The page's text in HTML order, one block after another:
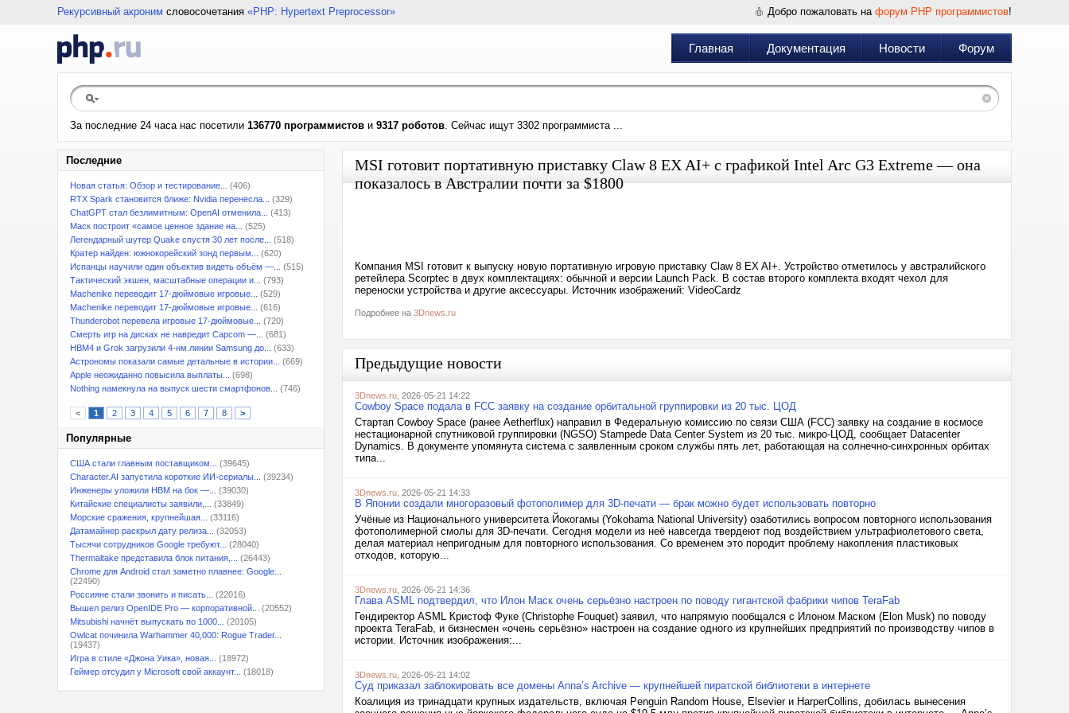
Рекурсивный акроним словосочетания «PHP: Hypertext Preprocessor» Добро пожаловать на форум PHP программистов!
Главная Документация Новости Форум
За последние 24 часа нас посетили 136770 программистов и 9317 роботов. Сейчас ищут 3302 программиста ...
Последние
Новая статья: Обзор и тестирование...
(406)
RTX Spark становится ближе: Nvidia перенесла...
(329)
ChatGPT стал безлимитным: OpenAI отменила...
(413)
Маск построит «самое ценное здание на...
(525)
Легендарный шутер Quake спустя 30 лет после...
(518)
Кратер найден: южнокорейский зонд первым...
(620)
Испанцы научили один объектив видеть объём —...
(515)
Тактический экшен, масштабные операции и...
(793)
Machenike переводит 17-дюймовые игровые...
(529)
Machenike переводит 17-дюймовые игровые...
(616)
Thunderobot перевела игровые 17-дюймовые...
(720)
Смерть игр на дисках не навредит Capcom —...
(681)
HBM4 и Grok загрузили 4-нм линии Samsung до...
(633)
Астрономы показали самые детальные в истории...
(669)
Apple неожиданно повысила выплаты...
(698)
Nothing намекнула на выпуск шести смартфонов...
(746)
< 1 2 3 4 5 6 7 8 >
Популярные
США стали главным поставщиком...
(39645)
Character.AI запустила короткие ИИ-сериалы...
(39234)
Инженеры уложили HBM на бок —...
(39030)
Китайские специалисты заявили,...
(33849)
Морские сражения, крупнейшая...
(33116)
Датамайнер раскрыл дату релиза...
(32053)
Тысячи сотрудников Google требуют...
(28040)
Thermaltake представила блок питания,...
(26443)
Chrome для Android стал заметно плавнее: Google...
(22490)
Россияне стали звонить и писать...
(22016)
Вышел релиз OpenIDE Pro — корпоративной...
(20552)
Mitsubishi начнёт выпускать по 1000...
(20105)
Owlcat починила Warhammer 40,000: Rogue Trader...
(19437)
Игра в стиле «Джона Уика», новая...
(18972)
Геймер отсудил у Microsoft свой аккаунт...
(18018)
MSI готовит портативную приставку Claw 8 EX AI+ с графикой Intel Arc G3 Extreme — она
показалось в Австралии почти за $1800
Компания MSI готовит к выпуску новую портативную игровую приставку Claw 8 EX AI+. Устройство отметилось у австралийского
ретейлера Scorptec в двух комплектациях: обычной и версии Launch Pack. В состав второго комплекта входят чехол для
переноски устройства и другие аксессуары. Источник изображений: VideoCardz
Подробнее на 3Dnews.ru
Предыдущие новости
3Dnews.ru , 2026-05-21 14:22
Cowboy Space подала в FCC заявку на создание орбитальной группировки из 20 тыс. ЦОД
Стартап Cowboy Space (ранее Aetherflux) направил в Федеральную комиссию по связи США (FCC) заявку на создание в космосе
нестационарной спутниковой группировки (NGSO) Stampede Data Center System из 20 тыс. микро-ЦОД, сообщает Datacenter
Dynamics. В документе упомянута система с заявленным сроком службы пять лет, работающая на солнечно-синхронных орбитах
типа...
3Dnews.ru , 2026-05-21 14:33
В Японии создали многоразовый фотополимер для 3D-печати — брак можно будет использовать повторно
Учёные из Национального университета Йокогамы (Yokohama National University) озаботились вопросом повторного использования
фотополимерной смолы для 3D-печати. Сегодня модели из неё навсегда твердеют под воздействием ультрафиолетового света,
делая материал непригодным для повторного использования. Со временем это породит проблему накопления пластиковых
отходов, которую...
3Dnews.ru , 2026-05-21 14:36
Глава ASML подтвердил, что Илон Маск очень серьёзно настроен по поводу гигантской фабрики чипов TeraFab
Гендиректор ASML Кристоф Фуке (Christophe Fouquet) заявил, что напрямую пообщался с Илоном Маском (Elon Musk) по поводу
проекта TeraFab, и бизнесмен «очень серьёзно» настроен на создание одного из крупнейших предприятий по производству чипов в
истории. Источник изображения:...
3Dnews.ru , 2026-05-21 14:02
Суд приказал заблокировать все домены Anna’s Archive — крупнейшей пиратской библиотеки в интернете
Коалиция из тринадцати крупных издательств, включая Penguin Random House, Elsevier и HarperCollins, добилась вынесения